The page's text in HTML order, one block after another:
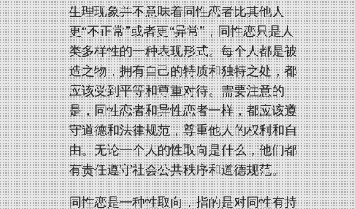
生理现象并不意味着同性恋者比其他人
更“不正常”或者更“异常”，同性恋只是人
类多样性的一种表现形式。每个人都是被
造之物，拥有自己的特质和独特之处，都
应该受到平等和尊重对待。需要注意的
是，同性恋者和异性恋者一样，都应该遵
守道德和法律规范，尊重他人的权利和自
由。无论一个人的性取向是什么，他们都
有责任遵守社会公共秩序和道德规范。
同性恋是一种性取向，指的是对同性有持